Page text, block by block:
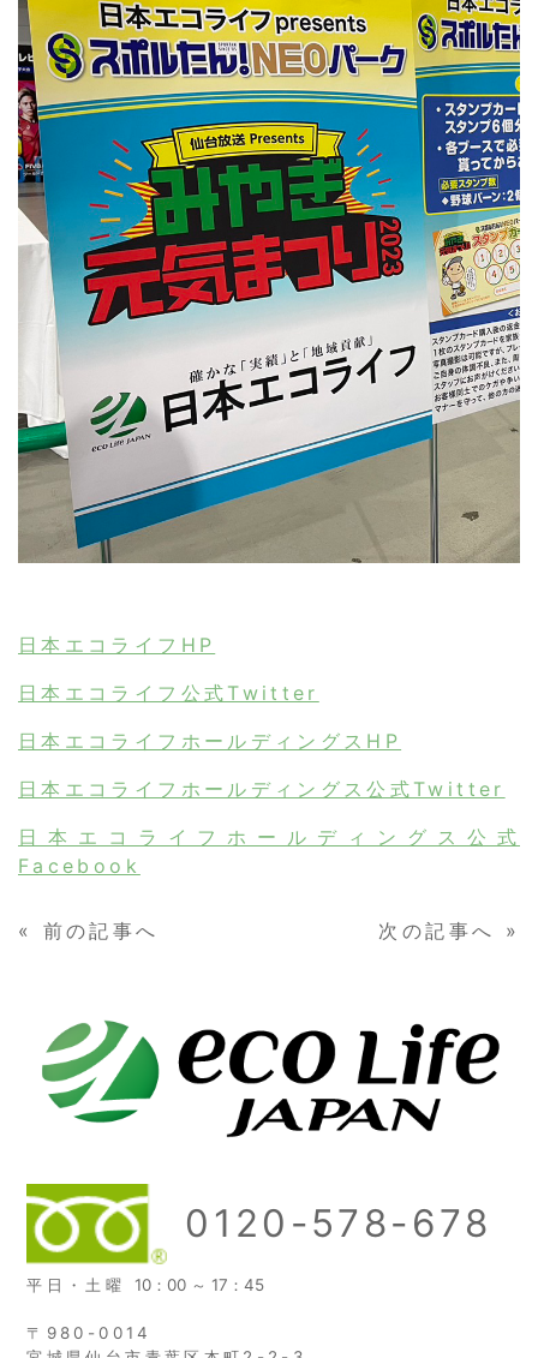
日本エコライフHP
日本エコライフ公式Twitter
日本エコライフホールディングスHP
日本エコライフホールディングス公式Twitter
日本エコライフホールディングス公式
Facebook
« 前の記事へ 次の記事へ »
0120-578-678
平日・土曜 10：00 ～ 17：45
〒980-0014